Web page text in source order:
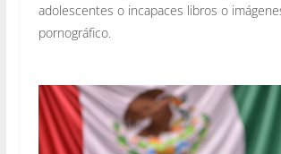
adolescentes o incapaces libros o
pornográfico.